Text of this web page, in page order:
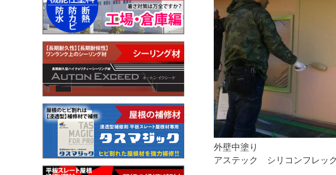
外壁中塗り
アステック シリコンフレッ